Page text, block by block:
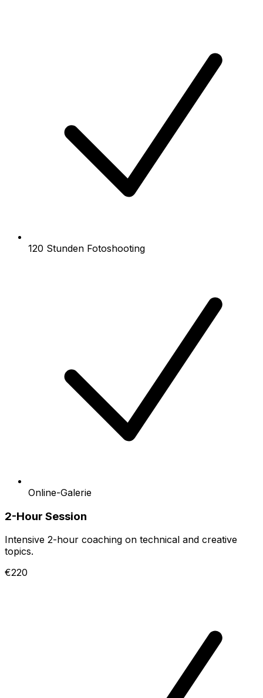
120 Stunden Fotoshooting
Online-Galerie
2-Hour Session
Intensive 2-hour coaching on technical and creative
topics.
€220